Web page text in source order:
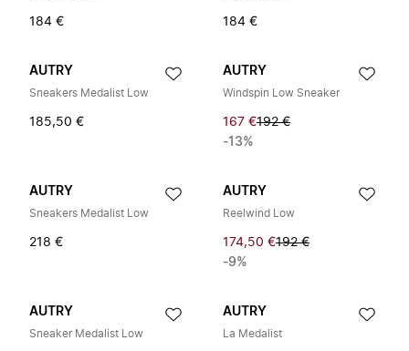
184 € 184 €
AUTRY
Sneakers Medalist Low
185,50 €
AUTRY
Windspin Low Sneaker
167 €192 €
-13%
AUTRY
Sneakers Medalist Low
218 €
AUTRY
Reelwind Low
174,50 €192 €
-9%
AUTRY
Sneaker Medalist Low
AUTRY
La Medalist